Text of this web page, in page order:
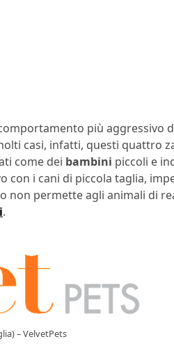
più aggressivo
casi, infatti, questi quattro
come dei bambini piccoli e
con i cani di piccola taglia,
non permette agli animali di
.
– VelvetPets